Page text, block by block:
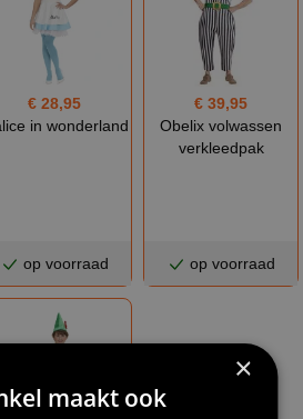
€ 28,95
in wonderland
op voorraad
€ 39,95
Obelix volwassen
verkleedpak
op voorraad
×
maakt ook